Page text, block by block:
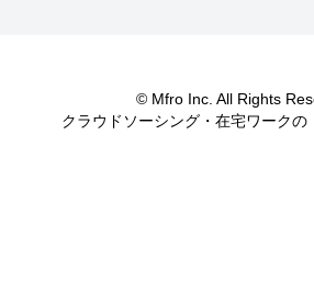
© Mfro Inc. All Rights
クラウドソーシング・在宅ワークの